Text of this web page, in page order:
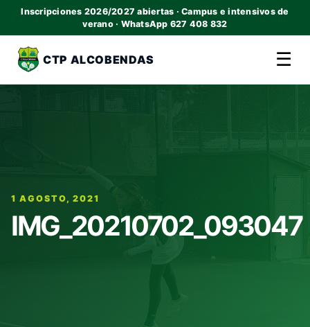
Inscripciones 2026/2027 abiertas · Campus e intensivos de
verano · WhatsApp 627 408 832
CTP ALCOBENDAS ☰
1 AGOSTO, 2021
IMG_20210702_093047